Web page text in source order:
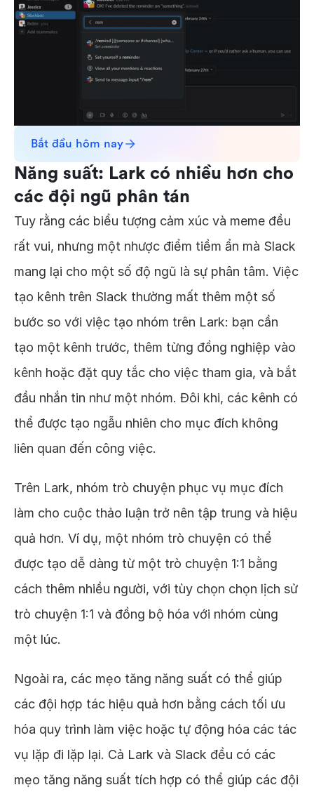
Bắt đầu hôm nay
Năng suất: Lark có nhiều hơn cho
các đội ngũ phân tán
Tuy rằng các biểu tượng cảm xúc và meme đều
rất vui, nhưng một nhược điểm tiềm ẩn mà Slack
mang lại cho một số độ ngũ là sự phân tâm. Việc
tạo kênh trên Slack thường mất thêm một số
bước so với việc tạo nhóm trên Lark: bạn cần
tạo một kênh trước, thêm từng đồng nghiệp vào
kênh hoặc đặt quy tắc cho việc tham gia, và bắt
đầu nhắn tin như một nhóm. Đôi khi, các kênh có
thể được tạo ngẫu nhiên cho mục đích không
liên quan đến công việc.
Trên Lark, nhóm trò chuyện phục vụ mục đích
làm cho cuộc thảo luận trở nên tập trung và hiệu
quả hơn. Ví dụ, một nhóm trò chuyện có thể
được tạo dễ dàng từ một trò chuyện 1:1 bằng
cách thêm nhiều người, với tùy chọn chọn lịch sử
trò chuyện 1:1 và đồng bộ hóa với nhóm cùng
một lúc.
Ngoài ra, các mẹo tăng năng suất có thể giúp
các đội hợp tác hiệu quả hơn bằng cách tối ưu
hóa quy trình làm việc hoặc tự động hóa các tác
vụ lặp đi lặp lại. Cả Lark và Slack đều có các
mẹo tăng năng suất tích hợp có thể giúp các đội